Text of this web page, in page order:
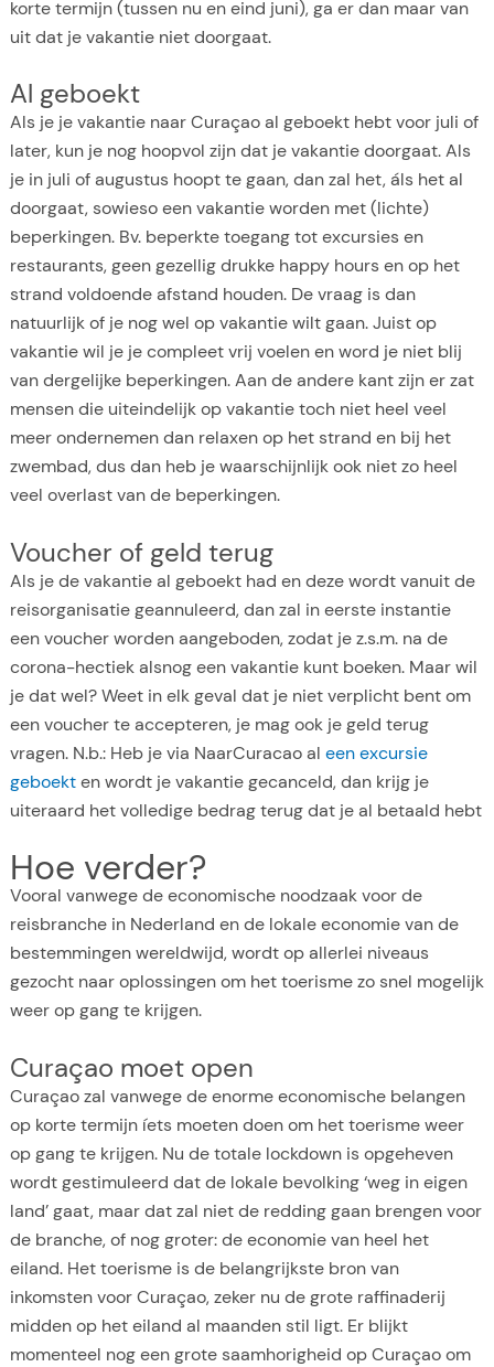
korte termijn (tussen nu en eind juni), ga er dan maar van
uit dat je vakantie niet doorgaat.
Al geboekt
Als je je vakantie naar Curaçao al geboekt hebt voor juli of
later, kun je nog hoopvol zijn dat je vakantie doorgaat. Als
je in juli of augustus hoopt te gaan, dan zal het, áls het al
doorgaat, sowieso een vakantie worden met (lichte)
beperkingen. Bv. beperkte toegang tot excursies en
restaurants, geen gezellig drukke happy hours en op het
strand voldoende afstand houden. De vraag is dan
natuurlijk of je nog wel op vakantie wilt gaan. Juist op
vakantie wil je je compleet vrij voelen en word je niet blij
van dergelijke beperkingen. Aan de andere kant zijn er zat
mensen die uiteindelijk op vakantie toch niet heel veel
meer ondernemen dan relaxen op het strand en bij het
zwembad, dus dan heb je waarschijnlijk ook niet zo heel
veel overlast van de beperkingen.
Voucher of geld terug
Als je de vakantie al geboekt had en deze wordt vanuit de
reisorganisatie geannuleerd, dan zal in eerste instantie
een voucher worden aangeboden, zodat je z.s.m. na de
corona-hectiek alsnog een vakantie kunt boeken. Maar wil
je dat wel? Weet in elk geval dat je niet verplicht bent om
een voucher te accepteren, je mag ook je geld terug
vragen. N.b.: Heb je via NaarCuracao al een excursie
geboekten wordt je vakantie gecanceld, dan krijg je
uiteraard het volledige bedrag terug dat je al betaald hebt
Hoe verder?
Vooral vanwege de economische noodzaak voor de
reisbranche in Nederland en de lokale economie van de
bestemmingen wereldwijd, wordt op allerlei niveaus
gezocht naar oplossingen om het toerisme zo snel mogelijk
weer op gang te krijgen.
Curaçao moet open
Curaçao zal vanwege de enorme economische belangen
op korte termijn íets moeten doen om het toerisme weer
op gang te krijgen. Nu de totale lockdown is opgeheven
wordt gestimuleerd dat de lokale bevolking ‘weg in eigen
land’ gaat, maar dat zal niet de redding gaan brengen voor
de branche, of nog groter: de economie van heel het
eiland. Het toerisme is de belangrijkste bron van
inkomsten voor Curaçao, zeker nu de grote raffinaderij
midden op het eiland al maanden stil ligt. Er blijkt
momenteel nog een grote saamhorigheid op Curaçao om